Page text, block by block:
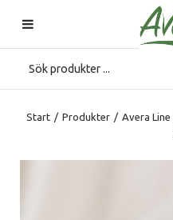
Start / Produkter / Avera Line